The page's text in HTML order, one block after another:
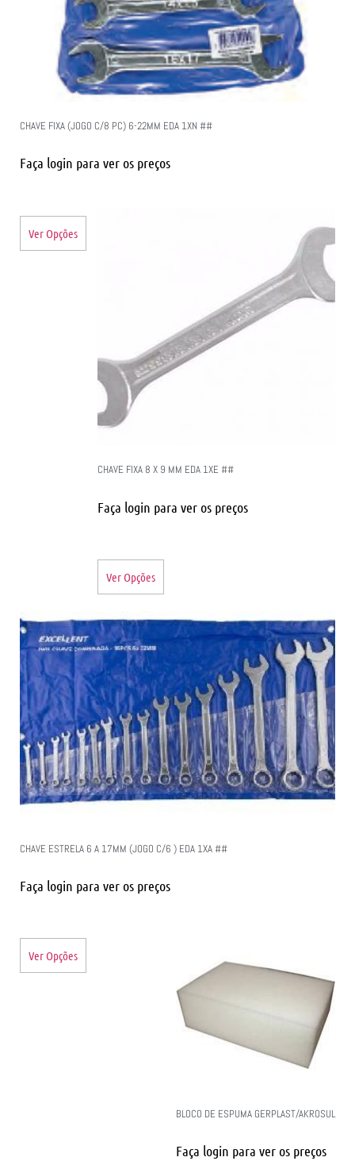
CHAVE FIXA (JOGO C/8 PC) 6-22MM EDA 1XN ##
Faça login para ver os preços
Ver Opções
CHAVE FIXA 8 X 9 MM EDA 1XE ##
Faça login para ver os preços
Ver Opções
CHAVE ESTRELA 6 A 17MM (JOGO C/6 ) EDA 1XA ##
Faça login para ver os preços
Ver Opções
BLOCO DE ESPUMA GERPLAST/AKROSUL
Faça login para ver os preços